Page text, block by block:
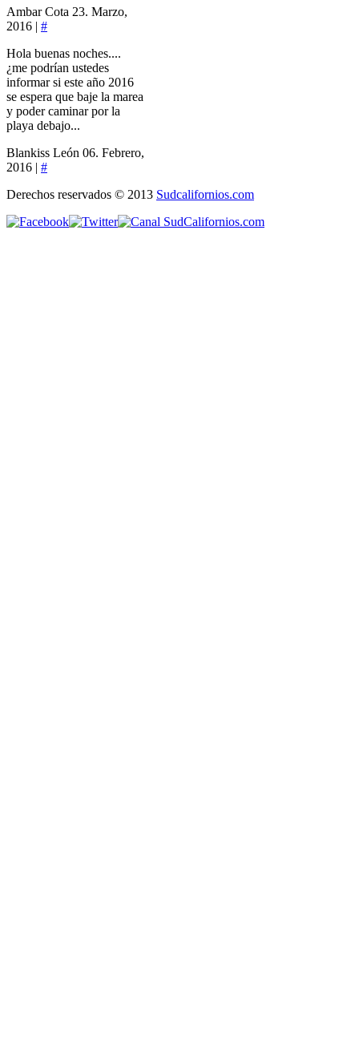
Ambar Cota 23. Marzo,
2016 | #
Hola buenas noches....
¿me podrían ustedes
informar si este año 2016
se espera que baje la marea
y poder caminar por la
playa debajo...
Blankiss León 06. Febrero,
2016 | #
Derechos reservados © 2013 Sudcalifornios.com